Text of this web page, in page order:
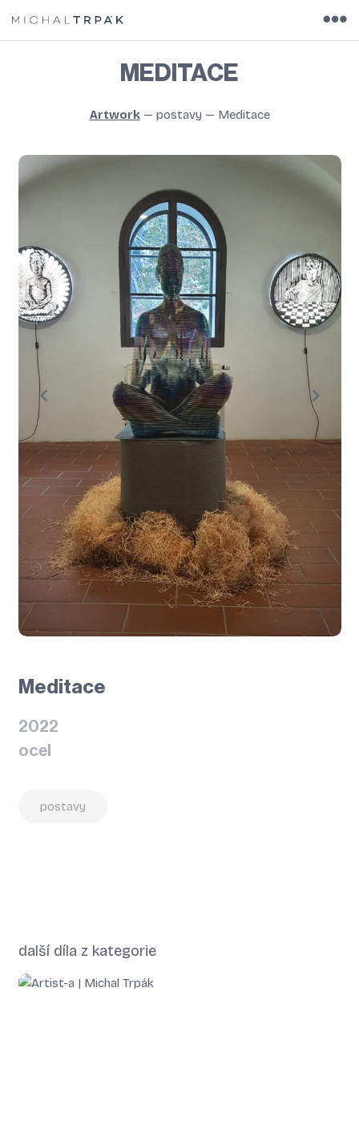
MEDITACE
Artwork— postavy — Meditace
Meditace
2022
ocel
postavy
další díla z kategorie